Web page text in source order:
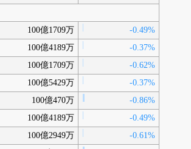
100億1709万
-0.49%
100億4189万
-0.37%
100億1709万
-0.62%
100億5429万
-0.37%
100億470万
-0.86%
100億4189万
-0.49%
100億2949万
-0.61%